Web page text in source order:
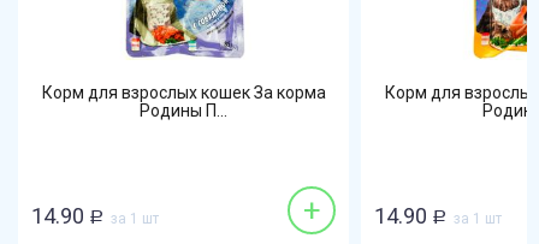
Корм для взрослых кошек За корма
Родины П...
14.90 Р за 1 шт +
Корм для
14.90 Р за 1 шт